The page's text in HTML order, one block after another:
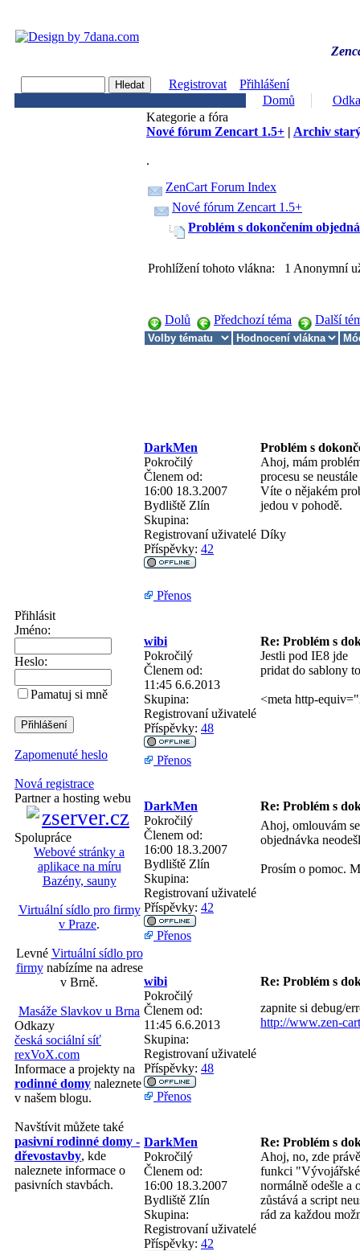
Registrovat
Přihlášení
Domů
Přihlásit
Jméno:
Heslo:
Pamatuj si mně
Zapomenuté heslo
Nová registrace
Partner a hosting webu
Spolupráce
Webové stránky a
aplikace na míru
Bazény, sauny
Virtuální sídlo pro firmy
v Praze.
Levné Virtuální sídlo pro
firmynabízíme na adrese
v Brně.
Masáže Slavkov u Brna
Odkazy
česká sociální síť
rexVoX.com
Informace a projekty na
rodinné domy naleznete
v našem blogu.
Navštívit můžete také
pasivní rodinné domy -
dřevostavby, kde
naleznete informace o
pasivních stavbách.
Kategorie a fóra
Nové fórum Zencart 1.5+ | Archiv
.
ZenCart Forum Index
Nové fórum Zencart 1.5+
Problém s dokončením
Prohlížení tohoto vlákna: 1 Anonymní
Dolů Předchozí téma Další
DarkMen
Problém s
Pokročilý
Členem od:
16:00 18.3.2007
Bydliště Zlín
Skupina:
Registrovaní uživatelé
Příspěvky: 42
Ahoj, mám
procesu se
Víte o nějakém
jedou v pohodě.
Díky
Přenos
wibi
Re: Problém s
Pokročilý
Členem od:
11:45 6.6.2013
Skupina:
Registrovaní uživatelé
Příspěvky: 48
Jestli pod IE8 jde
pridat do sablony
<meta http-
Přenos
DarkMen
Re: Problém s
Pokročilý
Členem od:
16:00 18.3.2007
Bydliště Zlín
Skupina:
Registrovaní uživatelé
Příspěvky: 42
Ahoj, omlouvám
objednávka
Prosím o pomoc.
Přenos
wibi
Re: Problém s
Pokročilý
Členem od:
11:45 6.6.2013
Skupina:
Registrovaní uživatelé
Příspěvky: 48
zapnite si debug/
http://www.zen-
Přenos
DarkMen
Re: Problém s
Pokročilý
Členem od:
16:00 18.3.2007
Bydliště Zlín
Skupina:
Registrovaní uživatelé
Příspěvky: 42
Ahoj, no, zde
funkci "Vývojářské
normálně odešle a
zůstává a script
rád za každou